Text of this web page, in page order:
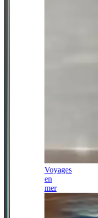
Voyages
en
mer